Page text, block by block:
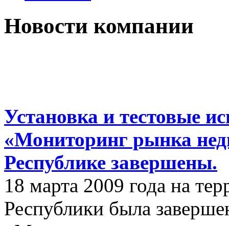
Новости компании
Установка и тестовые
«Мониторинг рынка
Республике завершены.
18 марта 2009 года на
Республики была